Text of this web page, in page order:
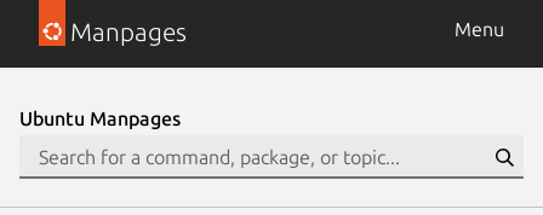
Manpages Menu
Ubuntu Manpages